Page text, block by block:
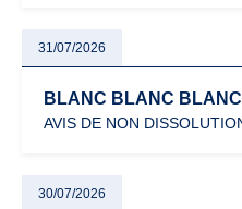
31/07/2026
BLANC BLANC BLANC
AVIS DE NON
30/07/2026